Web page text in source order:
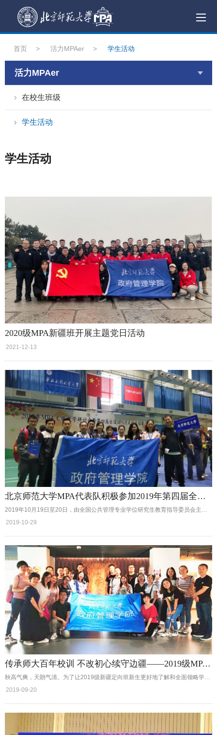
首页 > 活力MPAer > 学生活动
活力MPAer
在校生班级
学生活动
学生活动
2020级MPA新疆班开展主题党日活动
2021-12-13
北京师范大学MPA代表队积极参加2019年第四届全国MPA羽毛球友谊赛
2019-10-29
传承师大百年校训 不改初心续守边疆——2019级MPA新疆定向班新生参观校史馆活...
秋高气爽，天朗气清。为了让2019级新疆定向班新生更好地了解和全面领略学校的历史沿革和人文风采，引导新生知校、爱校、荣校，在中华人民共和国成立70周年之际，由政府管理学院MPA中心主办的“不忘初心 牢记使命”2019级新生参观校史馆活动于9月17日顺利举行。
2019-09-20